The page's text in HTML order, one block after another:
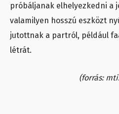
próbáljanak elhelyezkedni a
valamilyen hosszú eszközt
jutottnak a partról, például
létrát.
(forrás: